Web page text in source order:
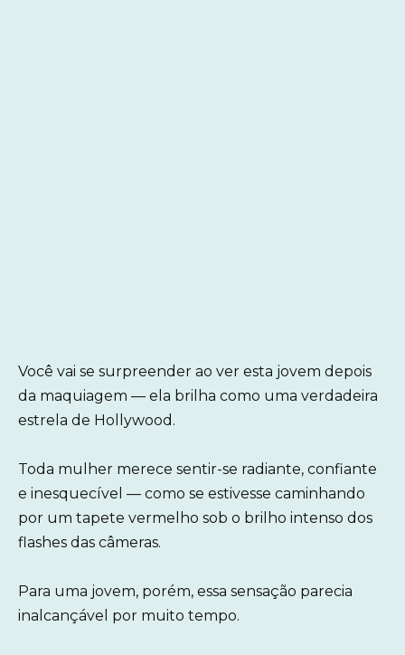
Você vai se surpreender ao ver esta jovem depois
da maquiagem — ela brilha como uma verdadeira
estrela de Hollywood.
Toda mulher merece sentir-se radiante, confiante
e inesquecível — como se estivesse caminhando
por um tapete vermelho sob o brilho intenso dos
flashes das câmeras.
Para uma jovem, porém, essa sensação parecia
inalcançável por muito tempo.